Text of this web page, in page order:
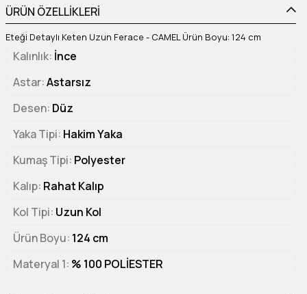
ÜRÜN ÖZELLİKLERİ
Eteği Detaylı Keten Uzun Ferace - CAMEL Ürün Boyu: 124 cm
Kalınlık İnce
Astar Astarsız
Desen Düz
Yaka Tipi Hakim Yaka
Kumaş Tipi Polyester
Kalıp Rahat Kalıp
Kol Tipi Uzun Kol
Ürün Boyu 124 cm
Materyal 1 % 100 POLİESTER